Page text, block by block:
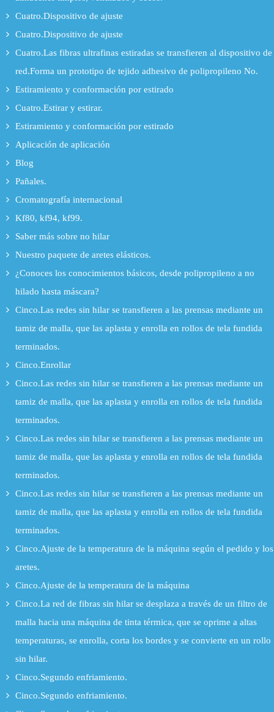
Cuatro.Dispositivo de ajuste
Cuatro.Dispositivo de ajuste
Cuatro.Las fibras ultrafinas estiradas se transfieren al dispositivo de
red.Forma un prototipo de tejido adhesivo de polipropileno No.
Estiramiento y conformación por estirado
Cuatro.Estirar y estirar.
Estiramiento y conformación por estirado
Aplicación de aplicación
Blog
Pañales.
Cromatografía internacional
Kf80, kf94, kf99.
Saber más sobre no hilar
Nuestro paquete de aretes elásticos.
¿Conoces los conocimientos básicos, desde polipropileno a no
hilado hasta máscara?
Cinco.Las redes sin hilar se transfieren a las prensas mediante un
tamiz de malla, que las aplasta y enrolla en rollos de tela fundida
terminados.
Cinco.Enrollar
Cinco.Las redes sin hilar se transfieren a las prensas mediante un
tamiz de malla, que las aplasta y enrolla en rollos de tela fundida
terminados.
Cinco.Las redes sin hilar se transfieren a las prensas mediante un
tamiz de malla, que las aplasta y enrolla en rollos de tela fundida
terminados.
Cinco.Las redes sin hilar se transfieren a las prensas mediante un
tamiz de malla, que las aplasta y enrolla en rollos de tela fundida
terminados.
Cinco.Ajuste de la temperatura de la máquina según el pedido y los
aretes.
Cinco.Ajuste de la temperatura de la máquina
Cinco.La red de fibras sin hilar se desplaza a través de un filtro de
malla hacia una máquina de tinta térmica, que se oprime a altas
temperaturas, se enrolla, corta los bordes y se convierte en un rollo
sin hilar.
Cinco.Segundo enfriamiento.
Cinco.Segundo enfriamiento.